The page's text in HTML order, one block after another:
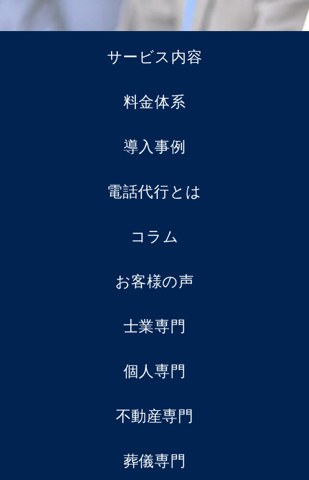
サービス内容
料金体系
導入事例
電話代行とは
コラム
お客様の声
士業専門
個人専門
不動産専門
葬儀専門